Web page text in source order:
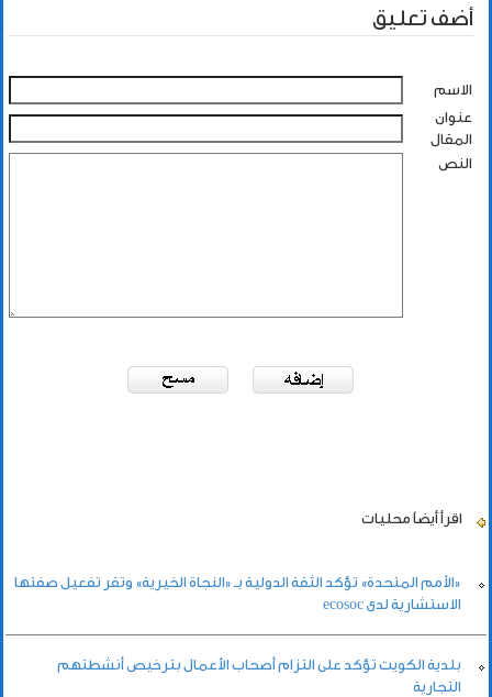
أضف تعليق
الاسم
عنوان
المقال
النص
اقرأ أيضاً محليات
«الأمم المتحدة» تؤكد الثقة الدولية بـ «النجاة الخيرية» وتقر تفعيل صفتها
الاستشارية لدى ecosoc
بلدية الكويت تؤكد على التزام أصحاب الأعمال بترخيص أنشطتهم
التجارية